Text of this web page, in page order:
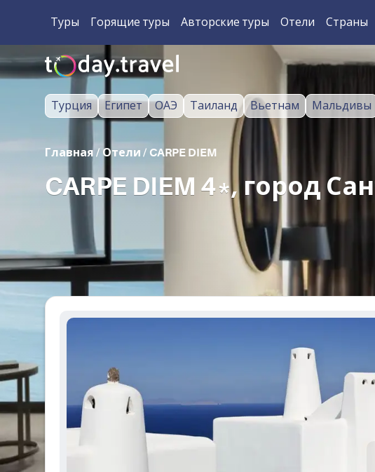
Туры Горящие туры Авторские туры Отели Страны
Турция Египет ОАЭ Таиланд Вьетнам Мальдивы
Главная / Отели / CARPE DIEM
CARPE DIEM 4*, город